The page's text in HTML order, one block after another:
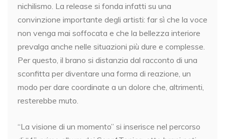
nichilismo. La release si fonda infatti su una
convinzione importante degli artisti: far sì che la voce
non venga mai soffocata e che la bellezza interiore
prevalga anche nelle situazioni più dure e complesse.
Per questo, il brano si distanzia dal racconto di una
sconfitta per diventare una forma di reazione, un
modo per dare coordinate a un dolore che, altrimenti,
resterebbe muto.
“La visione di un momento” si inserisce nel percorso